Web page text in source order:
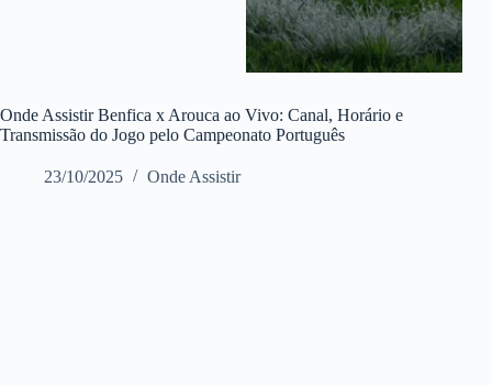
Onde Assistir Benfica x Arouca ao Vivo: Canal, Horário e
Transmissão do Jogo pelo Campeonato Português
23/10/2025 Onde Assistir